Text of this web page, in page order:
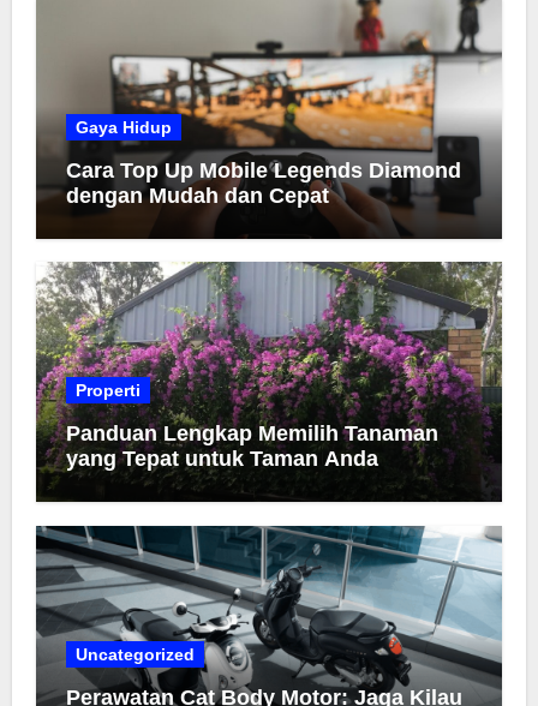
Gaya Hidup
Cara Top Up Mobile Legends Diamond
dengan Mudah dan Cepat
Properti
Panduan Lengkap Memilih Tanaman
yang Tepat untuk Taman Anda
Uncategorized
Perawatan Cat Body Motor: Jaga Kilau